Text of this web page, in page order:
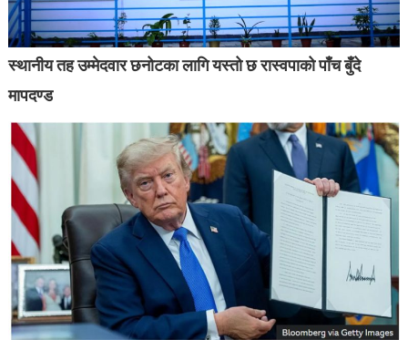
स्थानीय तह उम्मेदवार छनोटका लागि यस्तो छ रास्वपाको पाँच बुँदे
मापदण्ड